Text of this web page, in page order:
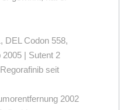
DEL Codon 558,
| Sutent 2
seit
2002